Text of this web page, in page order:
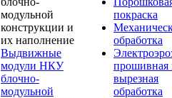
Выдвижные
модули НКУ
блочно-
модульной
покраска
обработка
прошивная
вырезная
обработка